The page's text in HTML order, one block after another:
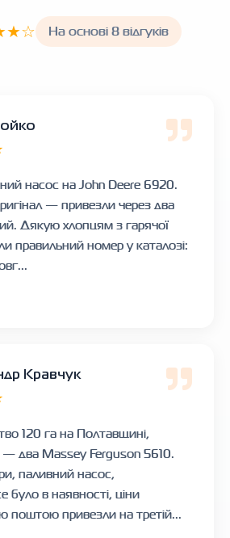
На основі 8 відгуків
насос на John Deere 6920.
— привезли через два
Дякую хлопцям з гарячої
правильний номер у каталозі:
Кравчук
120 га на Полтавщині,
— два Massey Ferguson 5610.
паливний насос,
було в наявності, ціни
поштою привезли на третій...